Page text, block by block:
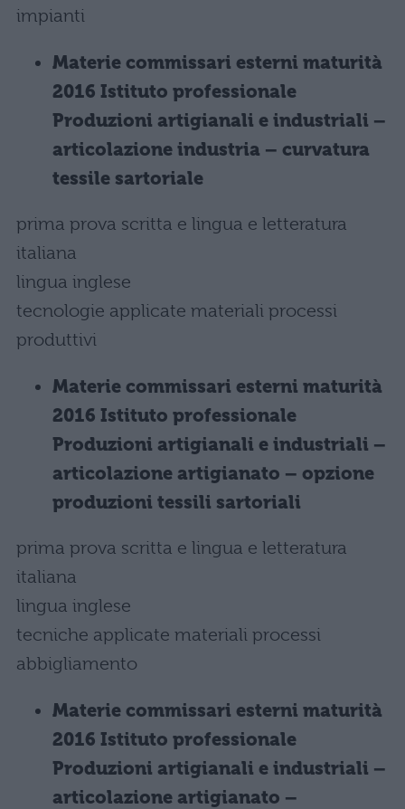
impianti
Materie commissari esterni maturità
2016 Istituto professionale
Produzioni artigianali e industriali –
articolazione industria – curvatura
tessile sartoriale
prima prova scritta e lingua e letteratura
italiana
lingua inglese
tecnologie applicate materiali processi
produttivi
Materie commissari esterni maturità
2016 Istituto professionale
Produzioni artigianali e industriali –
articolazione artigianato – opzione
produzioni tessili sartoriali
prima prova scritta e lingua e letteratura
italiana
lingua inglese
tecniche applicate materiali processi
abbigliamento
Materie commissari esterni maturità
2016 Istituto professionale
Produzioni artigianali e industriali –
articolazione artigianato –